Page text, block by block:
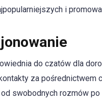
i
do czatów dla
za pośrednictwem
swobodnych rozmów